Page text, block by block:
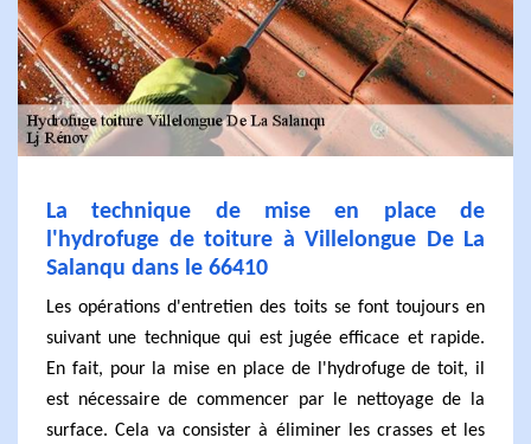
La technique de mise en place de
l'hydrofuge de toiture à Villelongue De La
Salanqu dans le 66410
Les opérations d'entretien des toits se font toujours en
suivant une technique qui est jugée efficace et rapide.
En fait, pour la mise en place de l'hydrofuge de toit, il
est nécessaire de commencer par le nettoyage de la
surface. Cela va consister à éliminer les crasses et les